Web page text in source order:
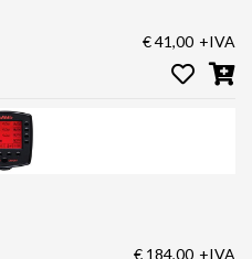
€ 41,00 +IVA
€ 184,00 +IVA